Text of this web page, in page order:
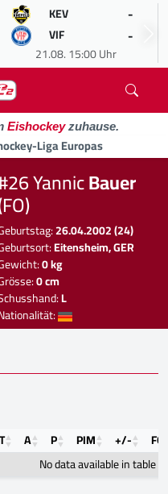
KEV -
VIF -
21.08. 15:00 Uhr
Eishockeyzuhause.
Liga Europas
YannicBauer
26.04.2002 (24)
Eitensheim, GER
0 kg
0 cm
L
T A P PIM +/-
No data available in table